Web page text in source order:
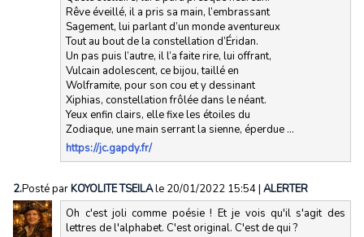
Rêve éveillé, il a pris sa main, l’embrassant
Sagement, lui parlant d’un monde aventureux
Tout au bout de la constellation d’Éridan.
Un pas puis l’autre, il l’a faite rire, lui offrant,
Vulcain adolescent, ce bijou, taillé en
Wolframite, pour son cou et y dessinant
Xiphias, constellation frôlée dans le néant.
Yeux enfin clairs, elle fixe les étoiles du
Zodiaque, une main serrant la sienne, éperdue …
https://jc.gapdy.fr/
2.Posté parKOYOLITE TSEILAle 20/01/2022 15:54| ALERTER
Oh c'est joli comme poésie ! Et je vois qu'il s'agit des
lettres de l'alphabet. C'est original. C'est de qui ?